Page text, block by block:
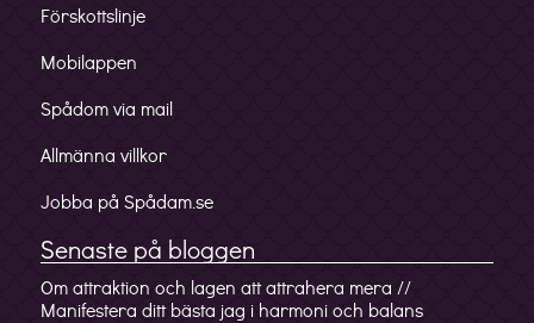
Förskottslinje
Mobilappen
Spådom via mail
Allmänna villkor
Jobba på Spådam.se
Senaste på bloggen
Om attraktion och lagen att attrahera mera //
Manifestera ditt bästa jag i harmoni och balans